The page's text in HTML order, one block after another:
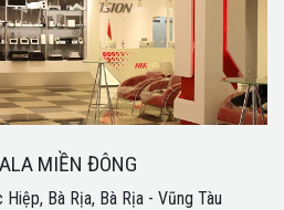
MIỀN ĐÔNG
Bà Rịa, Bà Rịa - Vũng Tàu